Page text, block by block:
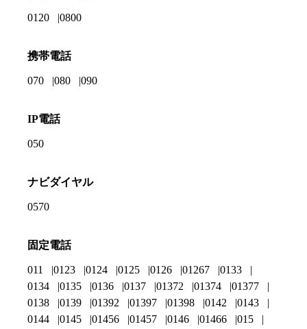
0120 0800
携帯電話
070 080 090
IP電話
050
ナビダイヤル
0570
固定電話
011 0123 0124 0125 0126 01267
0133
0134
0135 0136 0137 01372 01374
01377
0138
0139 01392 01397 01398 0142
0143
0144
0145 01456 01457 0146 01466
015